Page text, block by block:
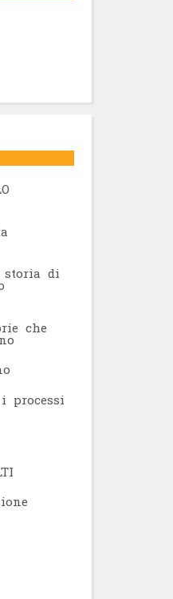
storia di
che
processi